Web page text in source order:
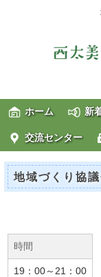
ホーム 新
交流センター
地域づくり協
時間
19：00～21：00